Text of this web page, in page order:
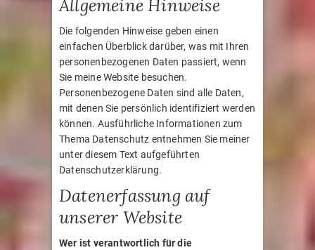
Allgemeine Hinweise
Die folgenden Hinweise geben einen
einfachen Überblick darüber, was mit Ihren
personenbezogenen Daten passiert, wenn
Sie meine Website besuchen.
Personenbezogene Daten sind alle Daten,
mit denen Sie persönlich identifiziert werden
können. Ausführliche Informationen zum
Thema Datenschutz entnehmen Sie meiner
unter diesem Text aufgeführten
Datenschutzerklärung.
Datenerfassung auf
unserer Website
Wer ist verantwortlich für die